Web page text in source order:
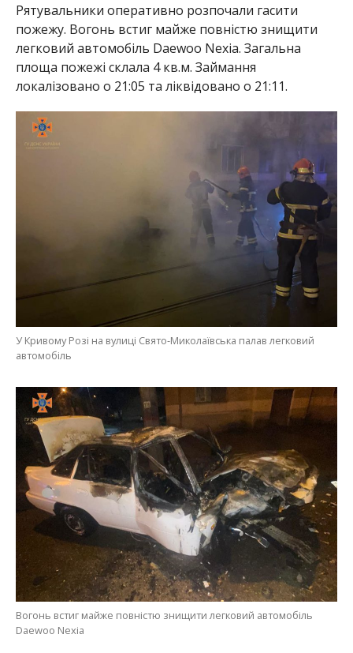
Рятувальники оперативно розпочали гасити
пожежу. Вогонь встиг майже повністю знищити
легковий автомобіль Daewoo Nexia. Загальна
площа пожежі склала 4 кв.м. Займання
локалізовано о 21:05 та ліквідовано о 21:11.
У Кривому Розі на вулиці Свято-Миколаївська палав легковий
автомобіль
Вогонь встиг майже повністю знищити легковий автомобіль
Daewoo Nexia